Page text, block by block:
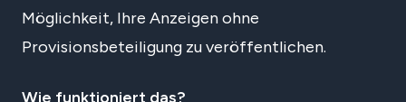
Möglichkeit, Ihre Anzeigen ohne
Provisionsbeteiligung zu veröffentlichen.
Wie funktioniert das?